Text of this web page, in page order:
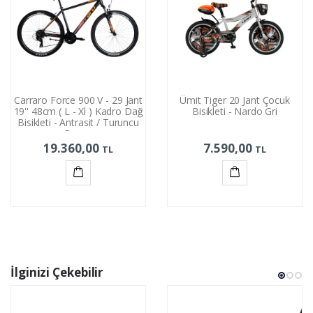
Carraro Force 900 V - 29 Jant
19'' 48cm ( L - Xl ) Kadro Dağ
Bisikleti - Antrasit / Turuncu
Beyaz
19.360,00 TL
Ümit Tiger 20 Jant Çocuk
Bisikleti - Nardo Gri
7.590,00 TL
İlginizi Çekebilir